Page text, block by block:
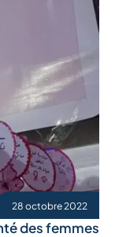
28 octobre 2022
des femmes